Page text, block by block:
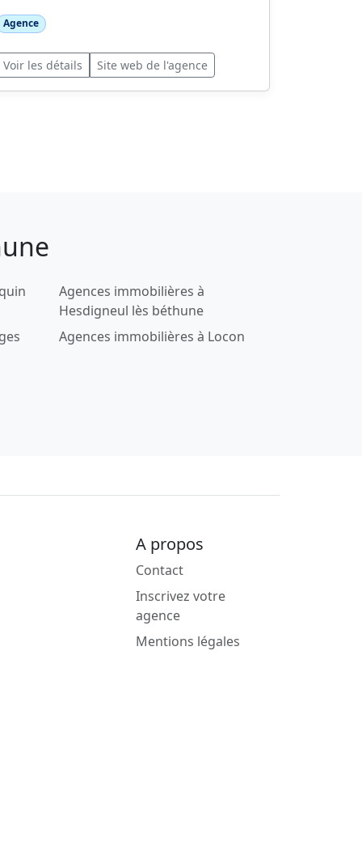
Agence
Voir les détails Site web de l'agence
Agences immobilières à
Hesdigneul lès béthune
Agences immobilières à Locon
A propos
Contact
Inscrivez votre
agence
Mentions légales